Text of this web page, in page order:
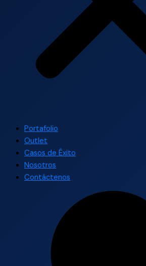
Portafolio
Outlet
Casos de Éxito
Nosotros
Contáctenos